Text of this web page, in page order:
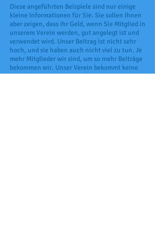
Diese angeführten Beispiele sind nur einige
kleine Informationen für Sie. Sie sollen Ihnen
aber zeigen, dass Ihr Geld, wenn Sie Mitglied in
unserem Verein werden, gut angelegt ist und
verwendet wird. Unser Beitrag ist nicht sehr
hoch, und sie haben auch nicht viel zu tun. Je
mehr Mitglieder wir sind, um so mehr Beiträge
bekommen wir. Unser Verein bekommt keine
staatliche Förderung. Wir finanzieren uns